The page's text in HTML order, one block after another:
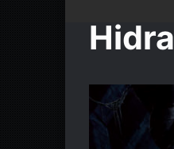
Hidra